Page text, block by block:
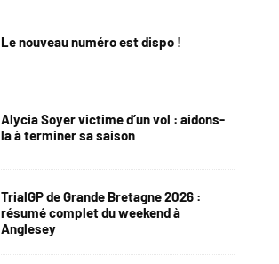
Le nouveau numéro est dispo !
Alycia Soyer victime d’un vol : aidons-
la à terminer sa saison
TrialGP de Grande Bretagne 2026 :
résumé complet du weekend à
Anglesey